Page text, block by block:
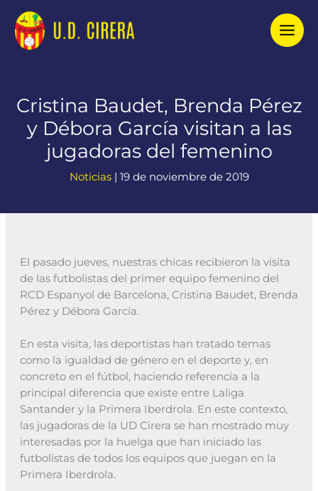
contenido
Cristina Baudet, Brenda Pérez
y Débora García visitan a las
jugadoras del femenino
Noticias| 19 de noviembre de 2019
El pasado jueves, nuestras chicas recibieron la visita
de las futbolistas del primer equipo femenino del
RCD Espanyol de Barcelona, Cristina Baudet, Brenda
Pérez y Débora García.
En esta visita, las deportistas han tratado temas
como la igualdad de género en el deporte y, en
concreto en el fútbol, haciendo referencia a la
principal diferencia que existe entre Laliga
Santander y la Primera Iberdrola. En este contexto,
las jugadoras de la UD Cirera se han mostrado muy
interesadas por la huelga que han iniciado las
futbolistas de todos los equipos que juegan en la
Primera Iberdrola.